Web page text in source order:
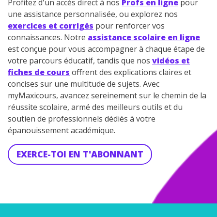
Profitez d'un accès direct à nos Profs en ligne pour
une assistance personnalisée, ou explorez nos
exercices et corrigés pour renforcer vos
connaissances. Notre assistance scolaire en ligne
est conçue pour vous accompagner à chaque étape de
votre parcours éducatif, tandis que nos vidéos et
fiches de cours offrent des explications claires et
concises sur une multitude de sujets. Avec
myMaxicours, avancez sereinement sur le chemin de la
réussite scolaire, armé des meilleurs outils et du
soutien de professionnels dédiés à votre
épanouissement académique.
EXERCE-TOI EN T'ABONNANT